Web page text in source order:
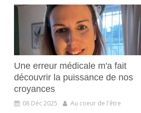
Une erreur médicale m'a fait
découvrir la puissance de nos
croyances
08 Déc 2025 Au coeur de l'être